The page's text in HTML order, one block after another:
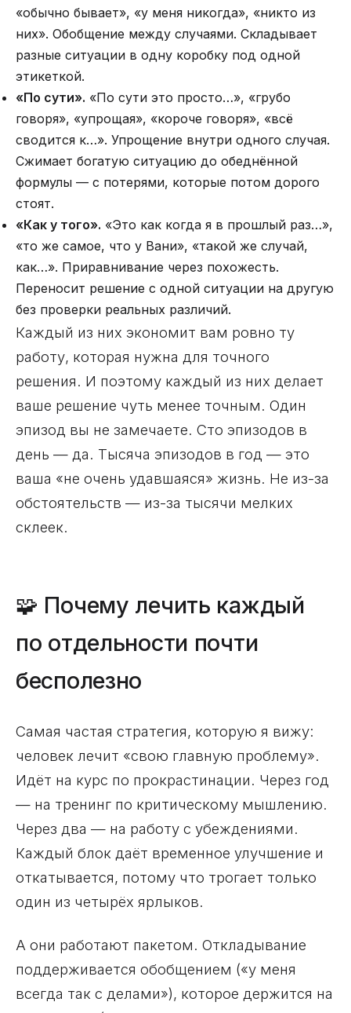
«обычно бывает», «у меня никогда», «никто из
них». Обобщение между случаями. Складывает
разные ситуации в одну коробку под одной
этикеткой.
«По сути». «По сути это просто…», «грубо
говоря», «упрощая», «короче говоря», «всё
сводится к…». Упрощение внутри одного случая.
Сжимает богатую ситуацию до обеднённой
формулы — с потерями, которые потом дорого
стоят.
«Как у того». «Это как когда я в прошлый раз…»,
«то же самое, что у Вани», «такой же случай,
как…». Приравнивание через похожесть.
Переносит решение с одной ситуации на другую
без проверки реальных различий.
Каждый из них экономит вам ровно ту
работу, которая нужна для точного
решения. И поэтому каждый из них делает
ваше решение чуть менее точным. Один
эпизод вы не замечаете. Сто эпизодов в
день — да. Тысяча эпизодов в год — это
ваша «не очень удавшаяся» жизнь. Не из-за
обстоятельств — из-за тысячи мелких
склеек.
🧩 Почему лечить каждый
по отдельности почти
бесполезно
Самая частая стратегия, которую я вижу:
человек лечит «свою главную проблему».
Идёт на курс по прокрастинации. Через год
— на тренинг по критическому мышлению.
Через два — на работу с убеждениями.
Каждый блок даёт временное улучшение и
откатывается, потому что трогает только
один из четырёх ярлыков.
А они работают пакетом. Откладывание
поддерживается обобщением («у меня
всегда так с делами»), которое держится на